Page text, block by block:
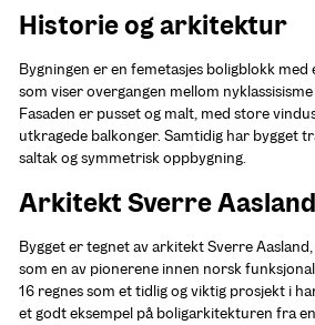
Historie og arkitektur
Bygningen er en femetasjes boligblokk
som viser overgangen mellom
Fasaden er pusset og malt, med store
utkragede balkonger. Samtidig har bygget
saltak og symmetrisk oppbygning.
Arkitekt Sverre Aasland
Bygget er tegnet av arkitekt Sverre
som en av pionerene innen norsk
16 regnes som et tidlig og viktig prosjekt i
et godt eksempel på boligarkitekturen fra